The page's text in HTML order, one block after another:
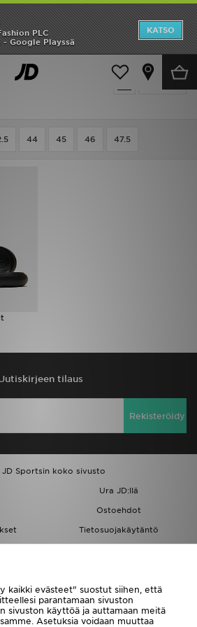
PLC
- Google Playssä
KATSO
kengät
Suodata
- Loungewear
44 45 46 47.5
tilaus
Rekisteröidy
JD Sportsin koko sivusto
Ura JD:llä
Ostoehdot
Tietosuojakäytäntö
JD Blog
kaikki evästeet" suostut siihen, että
parantamaan sivuston
sivuston käyttöä ja auttamaan meitä
Asetuksia voidaan muuttaa